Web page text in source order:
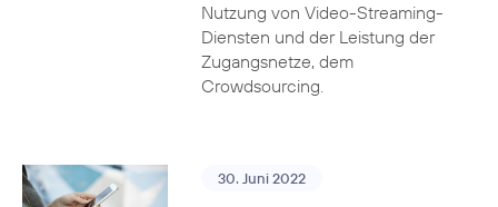
Nutzung von Video-Streaming-
Diensten und der Leistung der
Zugangsnetze, dem
Crowdsourcing.
30. Juni 2022